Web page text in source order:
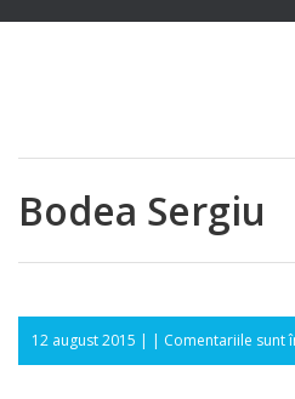
Bodea Sergiu
12 august 2015 | | Comentariile sunt